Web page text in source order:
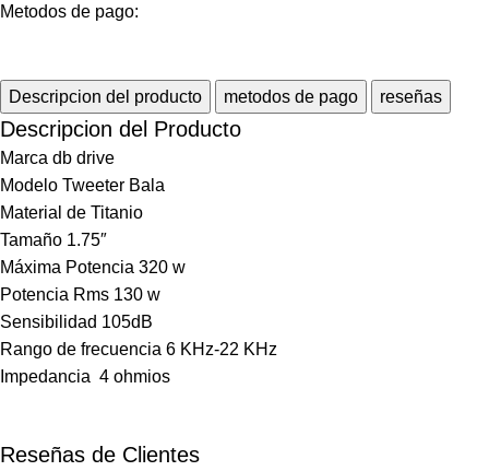
Metodos de pago:
Descripcion del producto metodos de pago reseñas
Descripcion del Producto
Marca db drive
Modelo Tweeter Bala
Material de Titanio
Tamaño 1.75″
Máxima Potencia 320 w
Potencia Rms 130 w
Sensibilidad 105dB
Rango de frecuencia 6 KHz-22 KHz
Impedancia 4 ohmios
Reseñas de Clientes